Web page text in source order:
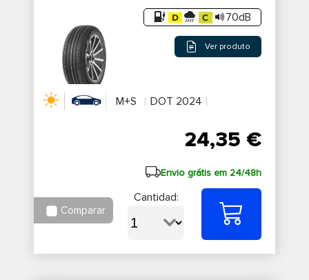
70dB
Ver produto
M+S DOT 2024
24,35 €
Envio grátis em 24/48h
Comparar
Cantidad: